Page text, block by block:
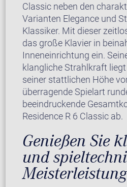
Classic neben den
Varianten Elegance und
Klassiker. Mit dieser
das große Klavier in
Inneneinrichtung ein.
klangliche Strahlkraft
seiner stattlichen Höhe
überragende Spielart
beeindruckende
Residence R 6 Classic ab.
Genießen Sie
und
Meisterleistung